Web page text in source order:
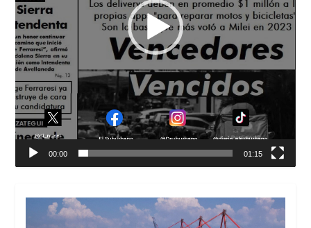
00:00 01:15